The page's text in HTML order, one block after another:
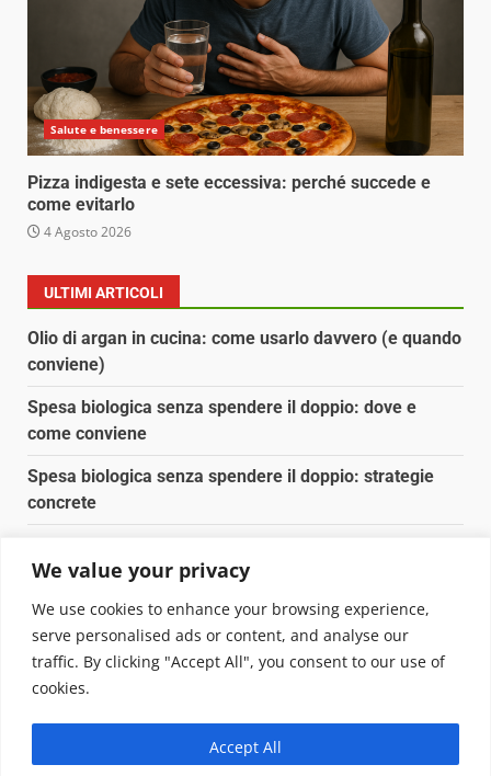
We value your privacy
We use cookies to enhance your browsing experience,
serve personalised ads or content, and analyse our
traffic. By clicking "Accept All", you consent to our use of
cookies.
Accept All
Salute e benessere
Pizza indigesta e sete eccessiva: perché succede e
come evitarlo
4 Agosto 2026
ULTIMI ARTICOLI
Olio di argan in cucina: come usarlo davvero (e quando
conviene)
Spesa biologica senza spendere il doppio: dove e
come conviene
Spesa biologica senza spendere il doppio: strategie
concrete
Pulizia naturale della casa: 3 ingredienti che
sostituiscono 10 prodotti chimici
Copyright © 2025 Biopianeta.it proprietà di Jws Media
Questo blog non è una testata giornalistica, in quanto
viene aggiornato senza alcuna periodicità. Non può